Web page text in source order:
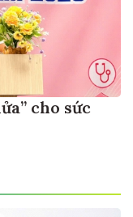
cho sức